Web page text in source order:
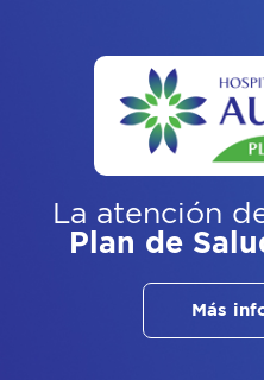
La atención
Plan de
Más